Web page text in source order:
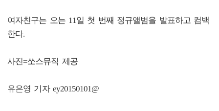
여자친구는 오는 11일 첫 번째 정규앨범을 발표하고 컴백
한다.
사진=쏘스뮤직 제공
유은영 기자 ey20150101@